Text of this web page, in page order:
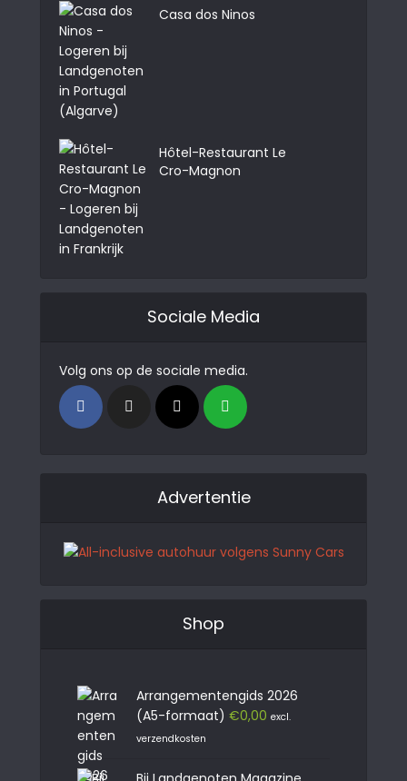
Casa dos Ninos
Hôtel-Restaurant Le
Cro-Magnon
Sociale Media
Volg ons op de sociale media.
Advertentie
Shop
Arrangementengids 2026
(A5-formaat) €0,00 excl.
verzendkosten